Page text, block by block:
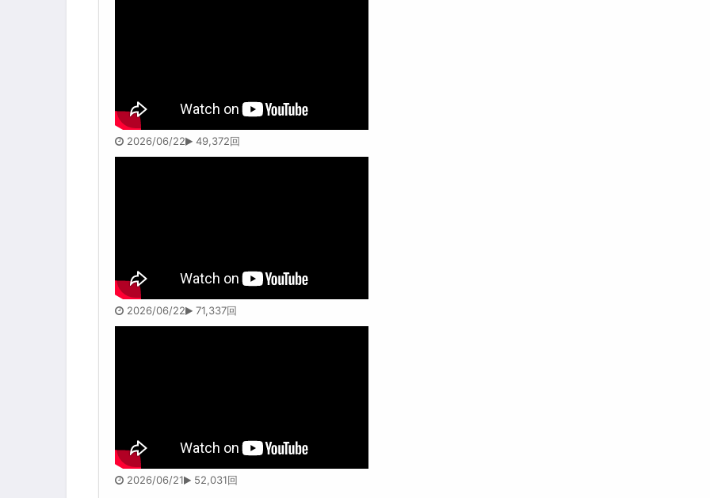
2026/06/22 49,372回
2026/06/22 71,337回
2026/06/21 52,031回